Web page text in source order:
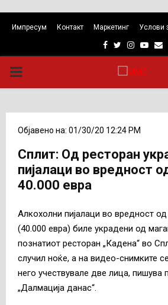
Импресум Контакт Маркетинг Услови
Facebook
TwitterInstagram
PRIMARY
Објавено на: 01/30/20 12:24 PM
Сплит: Од ресторан
пијалаци во вредност
40.000 евра
Алкохолни пијалаци во вредност
(40.000 евра) биле украдени од
познатиот ресторан „Кадена“ во
случил ноќе, а на видео-снимките
него учествувале две лица, пишува
„Далмација данас“.